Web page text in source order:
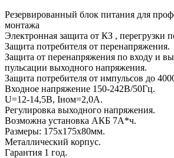
Резервированный блок питания для
монтажа
Электронная защита от КЗ , перегрузки
Защита потребителя от перенапряжения.
Защита от перенапряжения по входу и
пульсации выходного напряжения.
Защита потребителя от импульсов до
Входное напряжение 150-242В/50Гц.
U=12-14,5В, Iном=2,0А.
Регулировка выходного напряжения.
Возможна установка АКБ 7А*ч.
Размеры: 175х175х80мм.
Металлический корпус.
Гарантия 1 год.